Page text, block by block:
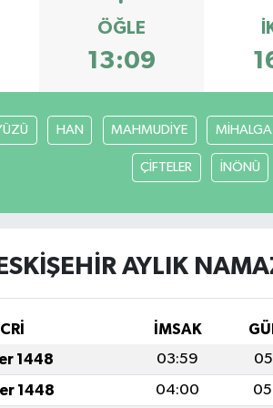
ÖĞLE
13:09
HAN MAHMUDİYE
ÇİFTELER İNÖNÜ
AYLIK
İMSAK
1448
03:59
1448
04:00